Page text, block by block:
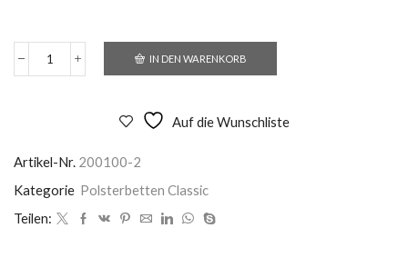
Polsterbett
IN DEN WARENKORB
Auf die Wunschliste
Artikel-Nr. 200100-2
Kategorie Polsterbetten Classic
Teilen: